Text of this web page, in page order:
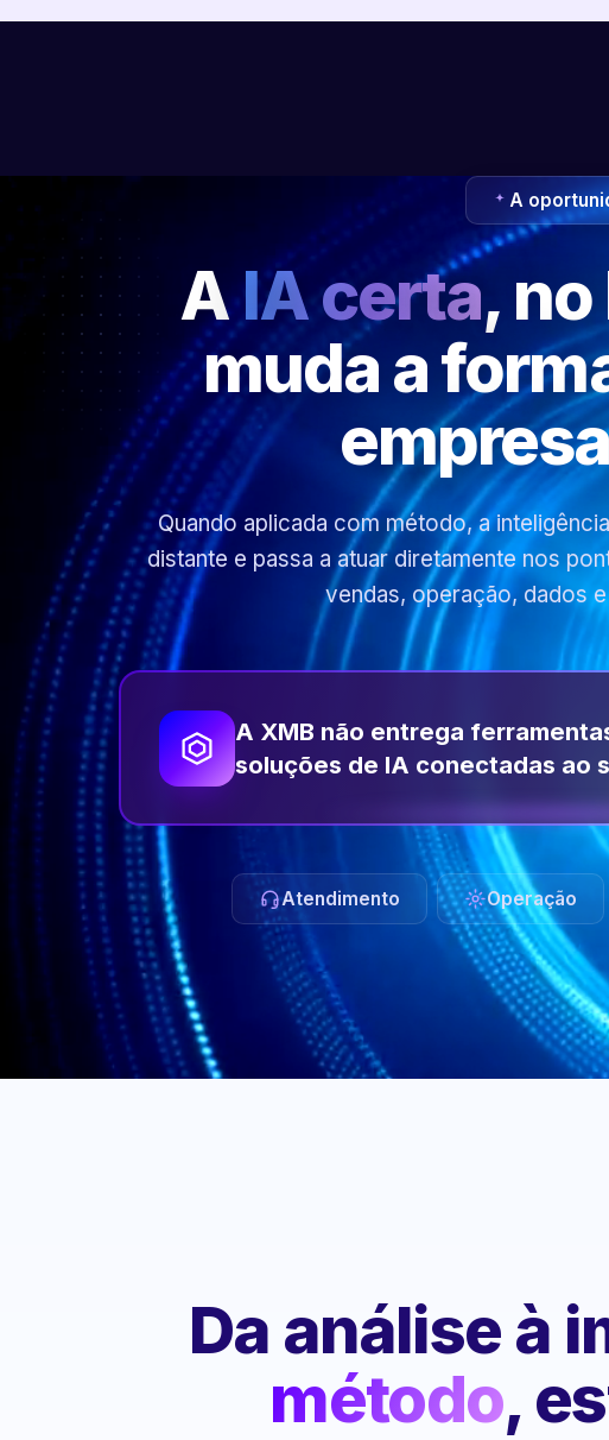
A
AIA certa,
muda a
Quando aplicada com método, a
distante e passa a atuar diretamente nos
vendas, operação, dados
A XMB não entrega
soluções de IA conectadas ao
Atendimento Operação
Da análise à
método,